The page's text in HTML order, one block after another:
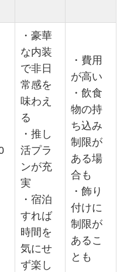
・豪華
な内装
で非日
常感を
味わえ
る
・推し
活プラ
ンが充
実
・宿泊
すれば
時間を
気にせ
ず楽し
・費用
が高い
・飲食
物の持
ち込み
制限が
ある場
合も
・飾り
付けに
制限が
あるこ
とも